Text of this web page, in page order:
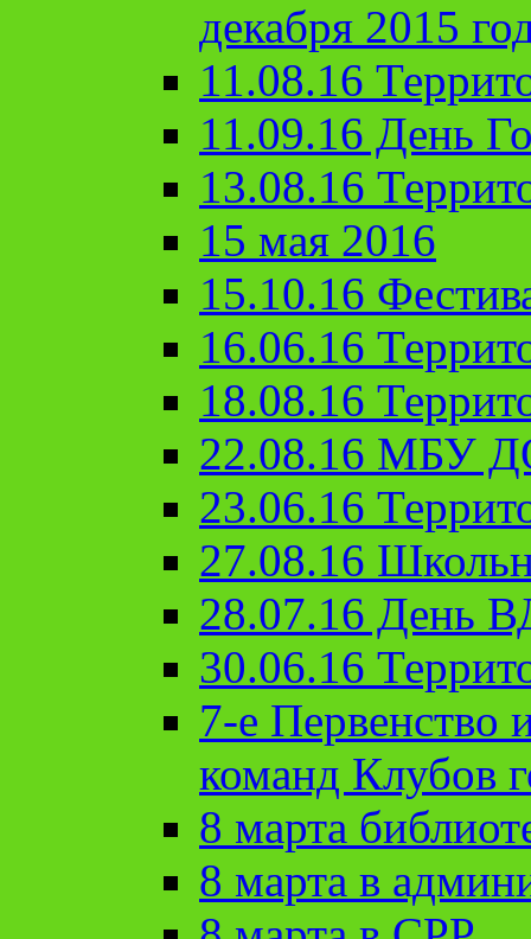
декабря 2015
11.08.16
11.09.16 День
13.08.16
15 мая 2016
15.10.16
16.06.16
18.08.16
22.08.16 МБУ
23.06.16
27.08.16
28.07.16 День
30.06.16
7-е Первенство
команд Клубов
8 марта
8 марта в